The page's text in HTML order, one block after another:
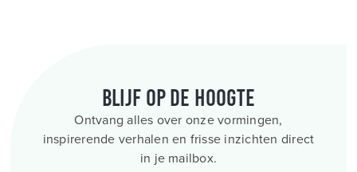
Blijf op de hoogte
Ontvang alles over onze vormingen,
inspirerende verhalen en frisse inzichten direct
in je mailbox.